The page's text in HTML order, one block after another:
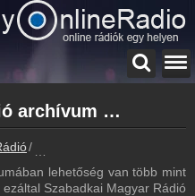
Szabadkai Magyar Rádió archívum - Szabadkai Magyar Rádió podcasts - Szabadkai Magyar Rádió visszahallgatás
lehetőség van több mint
Szabadkai Magyar Rádió